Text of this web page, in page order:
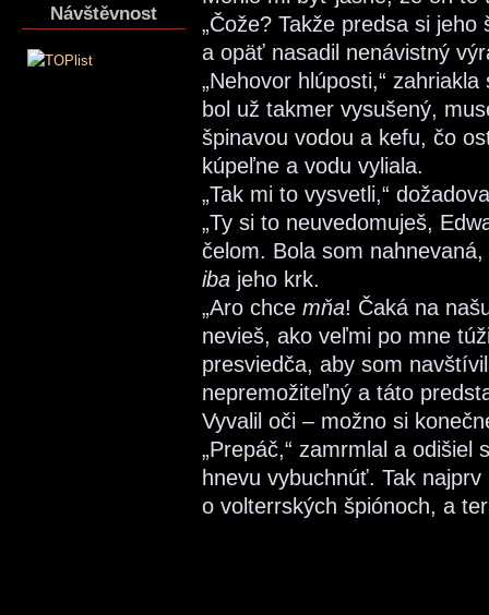
Návštěvnost
„Čože? Takže predsa si
a opäť nasadil nenávistný
„Nehovor hlúposti,“
bol už takmer vysušený,
špinavou vodou a kefu, čo
kúpeľne a vodu vyliala.
„Tak mi to vysvetli,“
„Ty si to neuvedomuješ,
čelom. Bola som
iba jeho krk.
„Aro chce mňa! Čaká na
nevieš, ako veľmi po mne
presviedča, aby som
nepremožiteľný a táto
Vyvalil oči – možno si
„Prepáč,“ zamrmlal a
hnevu vybuchnúť. Tak
o volterrských špiónoch, a